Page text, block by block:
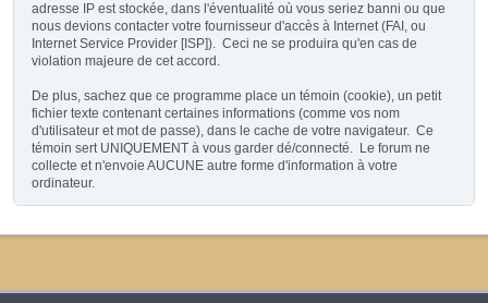
adresse IP est stockée, dans l'éventualité où vous seriez banni ou que
nous devions contacter votre fournisseur d'accès à Internet (FAI, ou
Internet Service Provider [ISP]). Ceci ne se produira qu'en cas de
violation majeure de cet accord.
De plus, sachez que ce programme place un témoin (cookie), un petit
fichier texte contenant certaines informations (comme vos nom
d'utilisateur et mot de passe), dans le cache de votre navigateur. Ce
témoin sert UNIQUEMENT à vous garder dé/connecté. Le forum ne
collecte et n'envoie AUCUNE autre forme d'information à votre
ordinateur.